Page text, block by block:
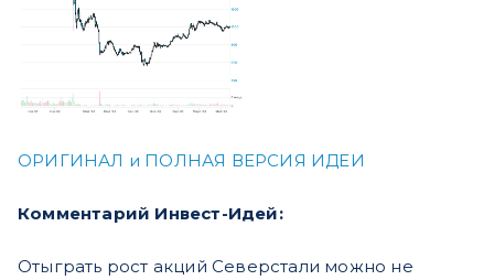
ОРИГИНАЛ и ПОЛНАЯ ВЕРСИЯ ИДЕИ
Комментарий Инвест-Идей:
Отыграть рост акций Северстали можно не